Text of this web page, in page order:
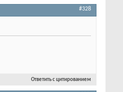
#328
Ответить с цитированием